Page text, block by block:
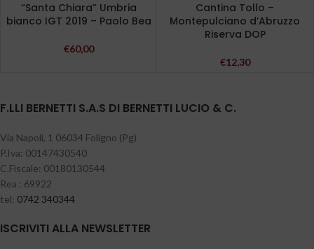
“Santa Chiara” Umbria
bianco IGT 2019 – Paolo Bea
€60,00
Cantina Tollo –
Montepulciano d’Abruzzo
Riserva DOP
€12,30
F.LLI BERNETTI S.A.S DI BERNETTI LUCIO & C.
Via Napoli, 1 06034 Foligno (Pg)
P.Iva: 00147430540
C.Fiscale: 00180130544
Rea : 69922
tel: 0742 340344
ISCRIVITI ALLA NEWSLETTER